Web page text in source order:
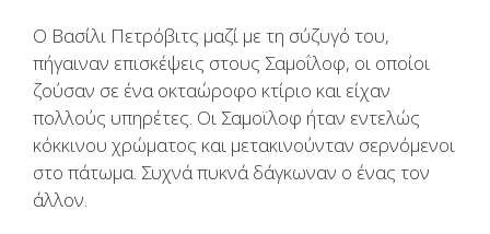
Ο Βασίλι Πετρόβιτς μαζί με τη σύζυγό του,
πήγαιναν επισκέψεις στους Σαμοΐλοφ, οι οποίοι
ζούσαν σε ένα οκταώροφο κτίριο και είχαν
πολλούς υπηρέτες. Οι Σαμοϊλοφ ήταν εντελώς
κόκκινου χρώματος και μετακινούνταν σερνόμενοι
στο πάτωμα. Συχνά πυκνά δάγκωναν ο ένας τον
άλλον.